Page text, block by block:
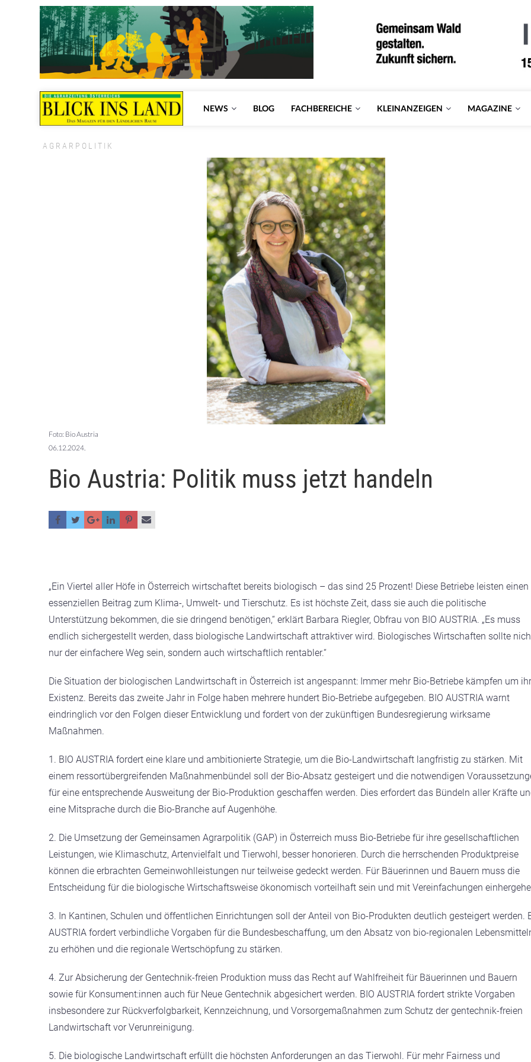
NEWS BLOG FACHBEREICHE KLEINANZEIGEN MAGAZINE
AGRARPOLITIK
Foto: Bio Austria
06.12.2024.
Bio Austria: Politik muss jetzt handeln
„Ein Viertel aller Höfe in Österreich wirtschaftet bereits biologisch – das sind 25 Prozent! Diese Betriebe leisten einen
essenziellen Beitrag zum Klima-, Umwelt- und Tierschutz. Es ist höchste Zeit, dass sie auch die politische
Unterstützung bekommen, die sie dringend benötigen,“ erklärt Barbara Riegler, Obfrau von BIO AUSTRIA. „Es muss
endlich sichergestellt werden, dass biologische Landwirtschaft attraktiver wird. Biologisches Wirtschaften sollte
nur der einfachere Weg sein, sondern auch wirtschaftlich rentabler.“
Die Situation der biologischen Landwirtschaft in Österreich ist angespannt: Immer mehr Bio-Betriebe kämpfen um
Existenz. Bereits das zweite Jahr in Folge haben mehrere hundert Bio-Betriebe aufgegeben. BIO AUSTRIA warnt
eindringlich vor den Folgen dieser Entwicklung und fordert von der zukünftigen Bundesregierung wirksame
Maßnahmen.
1. BIO AUSTRIA fordert eine klare und ambitionierte Strategie, um die Bio-Landwirtschaft langfristig zu stärken. Mit
einem ressortübergreifenden Maßnahmenbündel soll der Bio-Absatz gesteigert und die notwendigen
für eine entsprechende Ausweitung der Bio-Produktion geschaffen werden. Dies erfordert das Bündeln aller Kräfte
eine Mitsprache durch die Bio-Branche auf Augenhöhe.
2. Die Umsetzung der Gemeinsamen Agrarpolitik (GAP) in Österreich muss Bio-Betriebe für ihre gesellschaftlichen
Leistungen, wie Klimaschutz, Artenvielfalt und Tierwohl, besser honorieren. Durch die herrschenden Produktpreise
können die erbrachten Gemeinwohlleistungen nur teilweise gedeckt werden. Für Bäuerinnen und Bauern muss die
Entscheidung für die biologische Wirtschaftsweise ökonomisch vorteilhaft sein und mit Vereinfachungen
3. In Kantinen, Schulen und öffentlichen Einrichtungen soll der Anteil von Bio-Produkten deutlich gesteigert werden.
AUSTRIA fordert verbindliche Vorgaben für die Bundesbeschaffung, um den Absatz von bio-regionalen
zu erhöhen und die regionale Wertschöpfung zu stärken.
4. Zur Absicherung der Gentechnik-freien Produktion muss das Recht auf Wahlfreiheit für Bäuerinnen und Bauern
sowie für Konsument:innen auch für Neue Gentechnik abgesichert werden. BIO AUSTRIA fordert strikte Vorgaben
insbesondere zur Rückverfolgbarkeit, Kennzeichnung, und Vorsorgemaßnahmen zum Schutz der gentechnik-freien
Landwirtschaft vor Verunreinigung.
5. Die biologische Landwirtschaft erfüllt die höchsten Anforderungen an das Tierwohl. Für mehr Fairness und